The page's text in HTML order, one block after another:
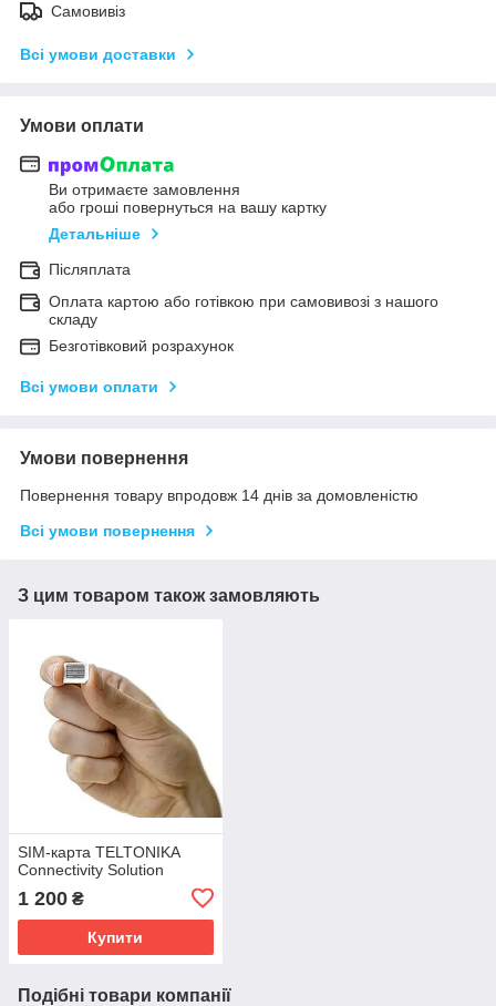
Самовивіз
Всі умови доставки
Умови оплати
Ви отримаєте замовлення
або гроші повернуться на вашу картку
Детальніше
Післяплата
Оплата картою або готівкою при самовивозі з нашого
складу
Безготівковий розрахунок
Всі умови оплати
Умови повернення
Повернення товару впродовж 14 днів за домовленістю
Всі умови повернення
З цим товаром також замовляють
SIM-карта TELTONIKA
Connectivity Solution
1 200 ₴
Купити
Подібні товари компанії